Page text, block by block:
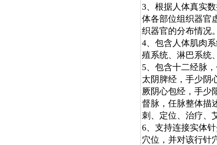
3、根据人体真实
体各部位组织器官
织器官的分布情况
4、包含人体肌肉
殖系统、淋巴系统
5、包含十二经脉
太阴脾经，手少阴
厥阴心包经，手少
督脉，任脉整体描
刺、定位、治疗、
6、支持连接实体
穴位，并对该行针